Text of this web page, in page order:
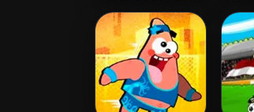
Bike Mania